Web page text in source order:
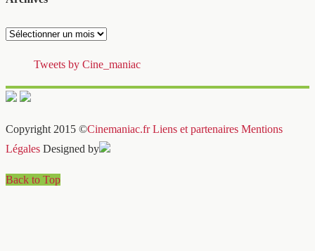
Archives
Tweets by Cine_maniac
Copyright 2015 ©Cinemaniac.fr Liens et partenaires Mentions
Légales Designed by
Back to Top